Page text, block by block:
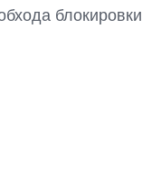
блокировки